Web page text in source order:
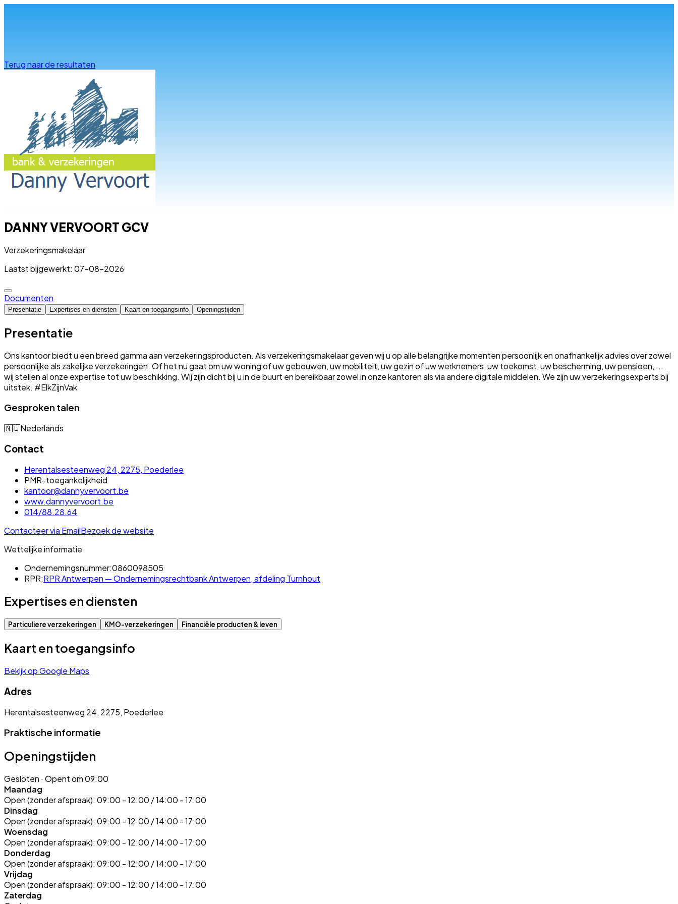
Terug naar de resultaten
DANNY VERVOORT GCV
Verzekeringsmakelaar
Laatst bijgewerkt: 07-08-2026
Documenten
Presentatie Expertises en diensten Kaart en toegangsinfo Openingstijden
Presentatie
Ons kantoor biedt u een breed gamma aan verzekeringsproducten. Als verzekeringsmakelaar geven wij u op alle belangrijke momenten persoonlijk en onafhankelijk advies over zowel
persoonlijke als zakelijke verzekeringen. Of het nu gaat om uw woning of uw gebouwen, uw mobiliteit, uw gezin of uw werknemers, uw toekomst, uw bescherming, uw pensioen, ...
wij stellen al onze expertise tot uw beschikking. Wij zijn dicht bij u in de buurt en bereikbaar zowel in onze kantoren als via andere digitale middelen. We zijn uw verzekeringsexperts bij
uitstek. #ElkZijnVak
Gesproken talen
🇳🇱Nederlands
Contact
Herentalsesteenweg 24, 2275, Poederlee
PMR-toegankelijkheid
kantoor@dannyvervoort.be
www.dannyvervoort.be
014/88.28.64
Contacteer via EmailBezoek de website
Wettelijke informatie
Ondernemingsnummer:0860098505
RPR:RPR Antwerpen — Ondernemingsrechtbank Antwerpen, afdeling Turnhout
Expertises en diensten
Particuliere verzekeringen KMO-verzekeringen Financiële producten & leven
Kaart en toegangsinfo
Bekijk op Google Maps
Adres
Herentalsesteenweg 24, 2275, Poederlee
Praktische informatie
Openingstijden
Gesloten · Opent om 09:00
Maandag
Open (zonder afspraak): 09:00 - 12:00 / 14:00 - 17:00
Dinsdag
Open (zonder afspraak): 09:00 - 12:00 / 14:00 - 17:00
Woensdag
Open (zonder afspraak): 09:00 - 12:00 / 14:00 - 17:00
Donderdag
Open (zonder afspraak): 09:00 - 12:00 / 14:00 - 17:00
Vrijdag
Open (zonder afspraak): 09:00 - 12:00 / 14:00 - 17:00
Zaterdag